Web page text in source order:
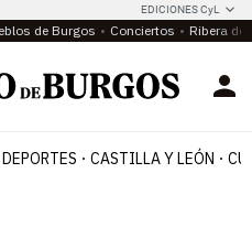
EDICIONES CyL
de Burgos Conciertos Ribera del
DEPORTES CASTILLA Y LEÓN